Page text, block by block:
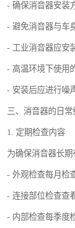
- 确保消音器安装
- 避免消音器与车
- 工业消音器应安
- 高温环境下使用
- 安装后应进行噪
三、消音器的日
1. 定期检查内容
为确保消音器长期
- 外观检查每月检
- 连接部位检查查
- 内部检查每季度